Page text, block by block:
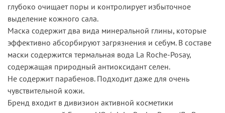
глубоко очищает поры и контролирует избыточное
выделение кожного сала.
Маска содержит два вида минеральной глины, которые
эффективно абсорбируют загрязнения и себум. В составе
маски содержится термальная вода La Roche-Posay,
содержащая природный антиоксидант селен.
Не содержит парабенов. Подходит даже для очень
чувствительной кожи.
Бренд входит в дивизион активной косметики